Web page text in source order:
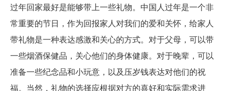
过年回家最好是能够带上一些礼物。中国人过年是一个非
常重要的节日，作为回报家人对我们的爱和关怀，给家人
带礼物是一种表达感激和关心的方式。对于父母，可以带
一些烟酒保健品，关心他们的身体健康。对于晚辈，可以
准备一些纪念品和小玩意，以及压岁钱表达对他们的祝
福。当然，礼物的选择应根据对方的喜好和实际需求进